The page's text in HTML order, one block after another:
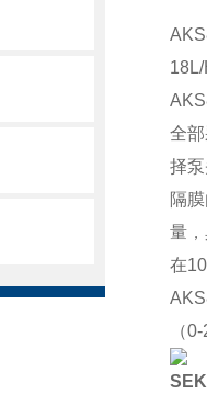
全
择
隔
量
在
（